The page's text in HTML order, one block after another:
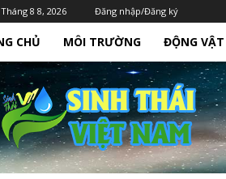
8 8, 2026 Đăng nhập/Đăng ký
CHỦ MÔI TRƯỜNG ĐỘNG VẬT
Sinh
Thái
Việt
Nam